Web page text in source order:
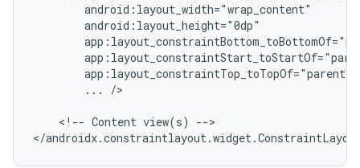
...
/>
<!-- Content view(s) -->